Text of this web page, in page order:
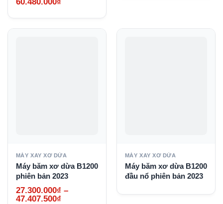
60.480.000₫
từ
44.100.000₫
MÁY XAY XƠ DỪA
Máy băm xơ dừa B1200
phiên bản 2023
27.300.000₫ –
47.407.500₫Khoảng
MÁY XAY XƠ DỪA
Máy băm xơ dừa B1200
đầu nổ phiên bản 2023